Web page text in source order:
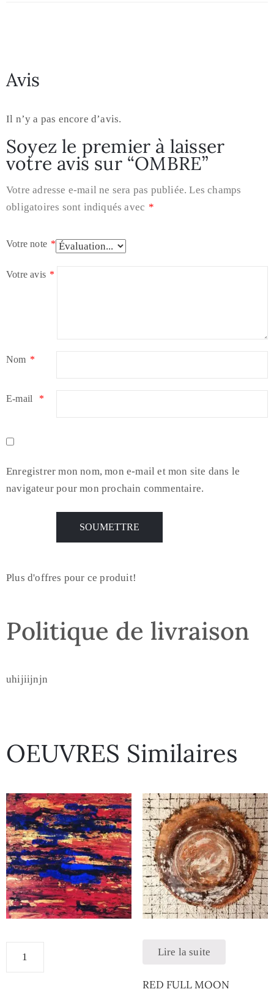
Avis
Il n’y a pas encore d’avis.
Soyez le premier à laisser
votre avis sur “OMBRE”
Votre adresse e-mail ne sera pas publiée. Les champs
obligatoires sont indiqués avec *
Votre note *
Votre avis *
Nom *
E-mail *
Enregistrer mon nom, mon e-mail et mon site dans le
navigateur pour mon prochain commentaire.
Plus d'offres pour ce produit!
Politique de livraison
uhijiijnjn
OEUVRES Similaires
Lire la suite
RED FULL MOON